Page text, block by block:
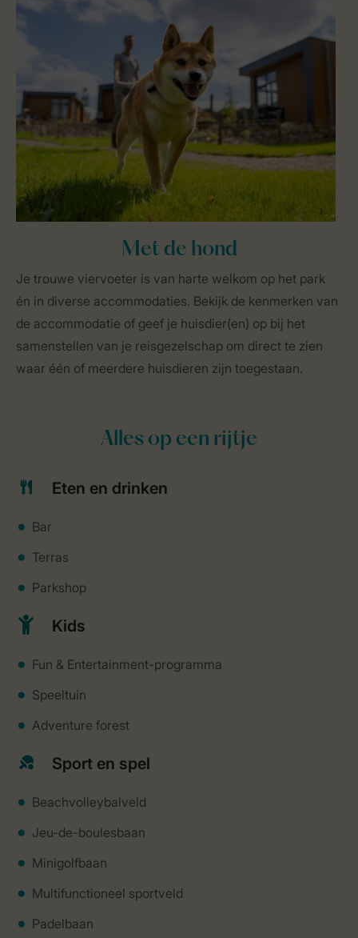
Met de hond
Je trouwe viervoeter is van harte welkom op het park
én in diverse accommodaties. Bekijk de kenmerken van
de accommodatie of geef je huisdier(en) op bij het
samenstellen van je reisgezelschap om direct te zien
waar één of meerdere huisdieren zijn toegestaan.
Alles op een rijtje
Eten en drinken
Bar
Terras
Parkshop
Kids
Fun & Entertainment-programma
Speeltuin
Adventure forest
Sport en spel
Beachvolleybalveld
Jeu-de-boulesbaan
Minigolfbaan
Multifunctioneel sportveld
Padelbaan